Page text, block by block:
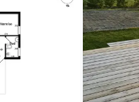
wert.
aus Natur, Ruhe
erlebnisreichen